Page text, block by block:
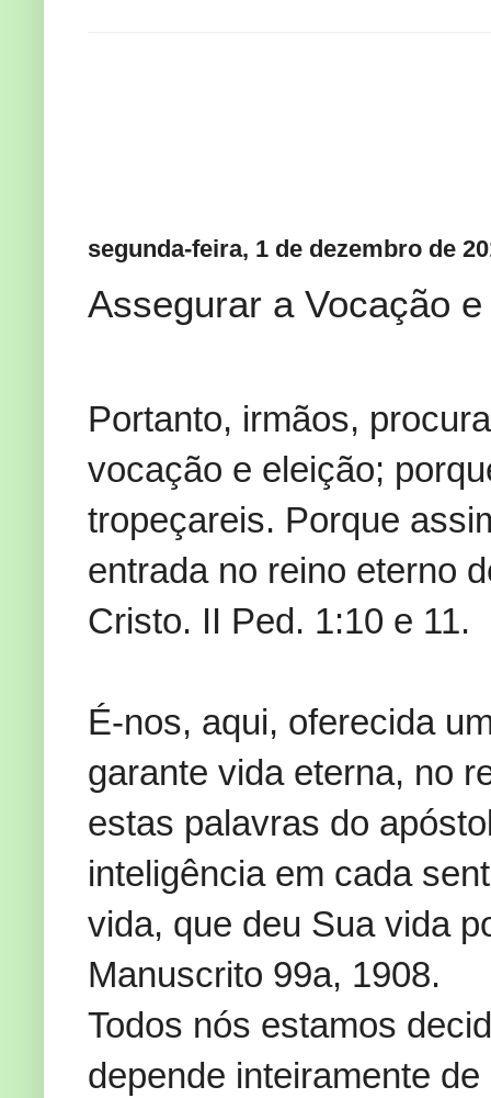
segunda-feira, 1 de dezembro de
Assegurar a Vocação
Portanto, irmãos,
vocação e eleição;
tropeçareis. Porque
entrada no reino eterno
Cristo. II Ped. 1:10 e 11.
É-nos, aqui, oferecida
garante vida eterna, no
estas palavras do
inteligência em cada
vida, que deu Sua vida
Manuscrito 99a, 1908.
Todos nós estamos
depende inteiramente